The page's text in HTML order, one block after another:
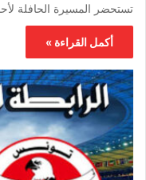
تستحضر المسيرة الحافلة
أكمل القراءة »